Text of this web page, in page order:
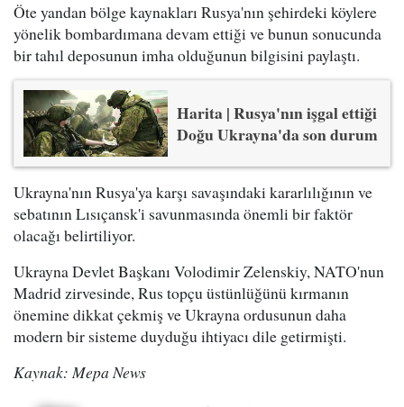
Öte yandan bölge kaynakları Rusya'nın şehirdeki köylere
yönelik bombardımana devam ettiği ve bunun sonucunda
bir tahıl deposunun imha olduğunun bilgisini paylaştı.
Harita | Rusya'nın işgal ettiği
Doğu Ukrayna'da son durum
Ukrayna'nın Rusya'ya karşı savaşındaki kararlılığının ve
sebatının Lısıçansk'i savunmasında önemli bir faktör
olacağı belirtiliyor.
Ukrayna Devlet Başkanı Volodimir Zelenskiy, NATO'nun
Madrid zirvesinde, Rus topçu üstünlüğünü kırmanın
önemine dikkat çekmiş ve Ukrayna ordusunun daha
modern bir sisteme duyduğu ihtiyacı dile getirmişti.
Kaynak: Mepa News